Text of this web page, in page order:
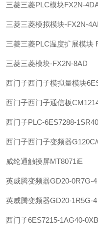
三菱三菱PLC模块FX2N-
三菱三菱模拟模块-FX2N-
三菱三菱PLC温度扩展模块
三菱三菱模块-FX2N-8AD
西门子西门子模拟量模块
西门子西门子通信板
西门子PLC-6ES7288-
西门子西门子变频器
威纶通触摸屏MT8071iE
英威腾变频器GD20-0R7G-4
英威腾变频器GD20-1R5G-4
西门子6ES7215-1AG40-